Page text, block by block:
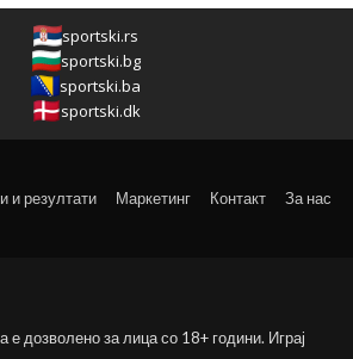
sportski.rs
sportski.bg
sportski.ba
sportski.dk
и резултати Маркетинг Контакт За нас
е дозволено за лица со 18+ години. Играј